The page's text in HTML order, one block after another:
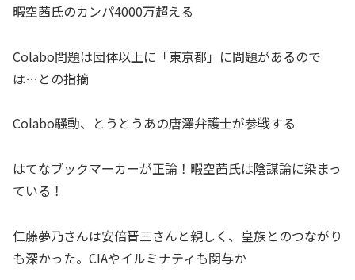
暇空茜氏のカンパ4000万超える
Colabo問題は団体以上に「東京都」に問題があるので
は…との指摘
Colabo騒動、とうとうあの唐澤弁護士が参戦する
はてなブックマーカーが正論！暇空茜氏は陰謀論に染まっ
ている！
仁藤夢乃さんは安倍晋三さんと親しく、皇族とのつながり
も深かった。CIAやイルミナティも関与か